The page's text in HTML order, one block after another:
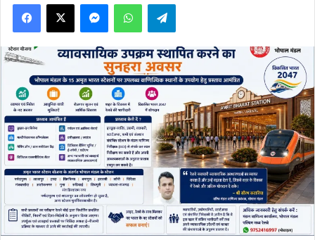
MessengerWhatsAppTelegram